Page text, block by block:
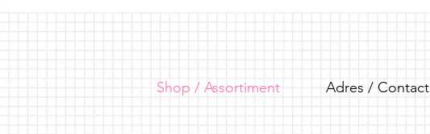
Shop / Assortiment Adres / Contact